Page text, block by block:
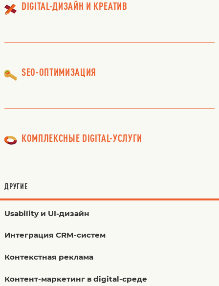
DIGITAL-ДИЗАЙН И КРЕАТИВ
SEO-ОПТИМИЗАЦИЯ
КОМПЛЕКСНЫЕ DIGITAL-УСЛУГИ
ДРУГИЕ
Usability и UI-дизайн
Интеграция CRM-систем
Контекстная реклама
Контент-маркетинг в digital-среде